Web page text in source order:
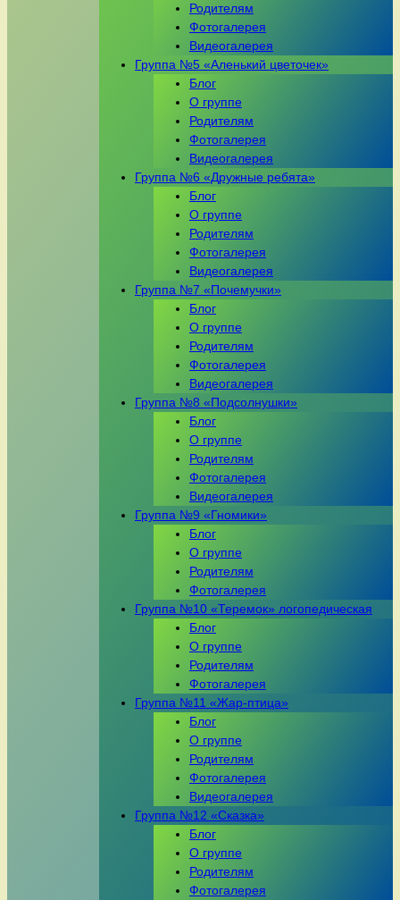
Родителям
Фотогалерея
Видеогалерея
Группа №5 «Аленький цветочек»
Блог
О группе
Родителям
Фотогалерея
Видеогалерея
Группа №6 «Дружные ребята»
Блог
О группе
Родителям
Фотогалерея
Видеогалерея
Группа №7 «Почемучки»
Блог
О группе
Родителям
Фотогалерея
Видеогалерея
Группа №8 «Подсолнушки»
Блог
О группе
Родителям
Фотогалерея
Видеогалерея
Группа №9 «Гномики»
Блог
О группе
Родителям
Фотогалерея
Группа №10 «Теремок» логопедическая
Блог
О группе
Родителям
Фотогалерея
Группа №11 «Жар-птица»
Блог
О группе
Родителям
Фотогалерея
Видеогалерея
Группа №12 «Сказка»
Блог
О группе
Родителям
Фотогалерея